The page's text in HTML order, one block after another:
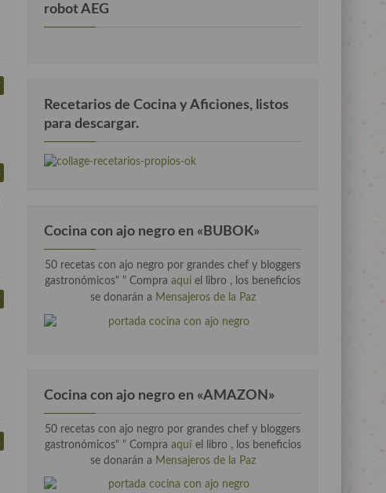
robot AEG
Recetarios de Cocina y Aficiones, listos
para descargar.
Cocina con ajo negro en «BUBOK»
50 recetas con ajo negro por grandes chef y bloggers
gastronómicos" " Compra aqui el libro , los beneficios
se donarán a Mensajeros de la Paz
Cocina con ajo negro en «AMAZON»
50 recetas con ajo negro por grandes chef y bloggers
gastronómicos" " Compra aquíel libro , los beneficios
se donarán a Mensajeros de la Paz